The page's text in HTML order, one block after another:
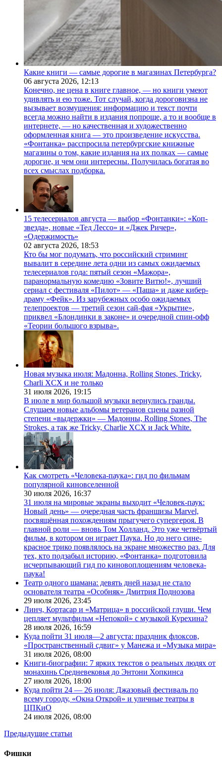
Какие книги — самые дорогие в магазинах Петербурга?
06 августа 2026, 12:13
Конечно, не цена в книге главное, — но книги умеют
удивлять и ею тоже. Тот случай, когда дороговизна не
вызывает возмущения: информацию и текст почти
всегда можно найти в издания попроще, а то и вообще в
интернете, — но качественная и художественно
оформленная книга — это произведение искусства.
«Фонтанка» расспросила петербургские книжные
магазины о том, какие издания на их полках — самые
дорогие, и чем они интересны. Получилась богатая во
всех смыслах подборка.
15 телесериалов августа — выбор «Фонтанки»: «Коп-
звезда», новые «Тед Лессо» и «Джек Ричер»,
«Одержимость»
02 августа 2026, 18:53
Кто бы мог подумать, что российский стриминг
вывалит в середине лета одни из самых ожидаемых
телесериалов года: пятый сезон «Мажора»,
паранормальную комедию «Зовите Витю!», лучший
сериал с фестиваля «Пилот» — «Паша» и даже кибер-
драму «Фейк». Из зарубежных особо ожидаемых
телепроектов — третий сезон сай-фая «Укрытие»,
приквел «Блондинки в законе» и очередной спин-офф
«Теории большого взрыва».
Новая музыка июля: Мадонна, Rolling Stones, Tricky,
Charli XCX и не только
31 июля 2026, 19:15
В июле в мир большой музыки вернулись гранды.
Слушаем новые альбомы ветеранов сцены разной
степени «выдержки» — Мадонны, Rolling Stones, The
Strokes, а так же Tricky, Charlie XCX и Jack White.
Как смотреть «Человека-паука»: гид по фильмам
популярной киновселенной
30 июля 2026, 16:37
31 июля на мировые экраны выходит «Человек-паук:
Новый день» — очередная часть франшизы Marvel,
посвящённая похождениям прыгучего супергероя. В
главной роли — вновь Том Холланд. Это уже четвёртый
фильм, в котором он играет Паука. Но до него сине-
красное трико появлялось на экране множество раз. Для
тех, кто подзабыл историю, «Фонтанка» подготовила
исчерпывающий гид по киновоплощениям человека-
паука!
Театр одного шамана: девять дней назад не стало
основателя театра «Особняк» Дмитрия Поднозова
29 июля 2026, 23:45
Линч, Кортасар и «Матрица» в российской глуши. Чем
цепляет мультфильм «Непокой» с музыкой Курехина?
28 июля 2026, 16:59
Куда пойти 31 июля—2 августа: праздник флоксов,
«Пространственный сдвиг» у Манежа и «Музыка мира»
31 июля 2026, 08:00
Книги-биографии: 7 ярких текстов о реальных людях от
монахинь Средневековья до Энтони Хопкинса
27 июля 2026, 18:00
Куда пойти 24 — 26 июля: Джазовый фестиваль по
всему городу, «Окна Открой» и уличные театры в
ЦПКиО
24 июля 2026, 08:00
Предыдущие статьи
Фишки